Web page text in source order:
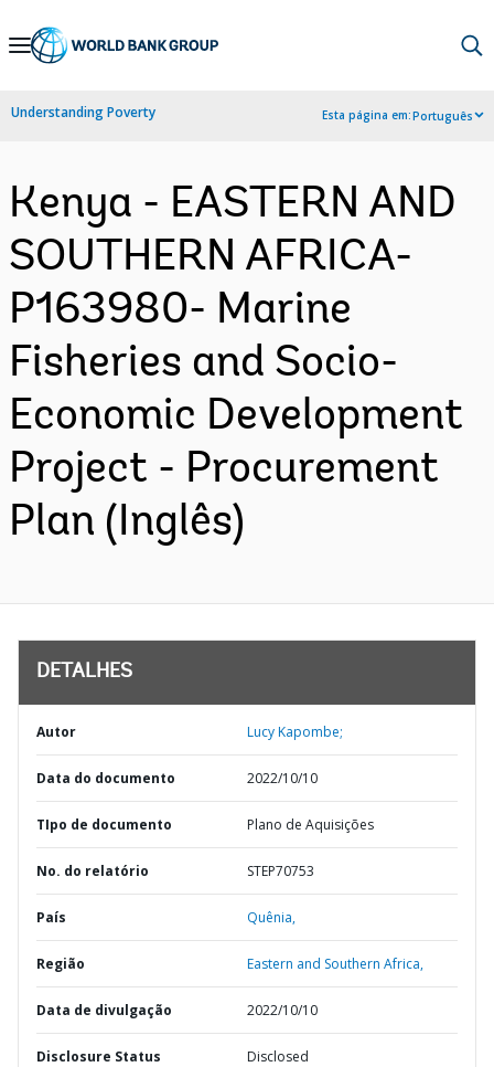
Skip
Navigation
Understanding Poverty Esta página em:Português
Kenya - EASTERN AND
SOUTHERN AFRICA-
P163980- Marine
Fisheries and Socio-
Economic Development
Project - Procurement
Plan (Inglês)
DETALHES
Autor Lucy Kapombe;
Data do documento 2022/10/10
TIpo de documento Plano de Aquisições
No. do relatório STEP70753
País Quênia,
Região Eastern and Southern Africa,
Data de divulgação 2022/10/10
Disclosure Status Disclosed